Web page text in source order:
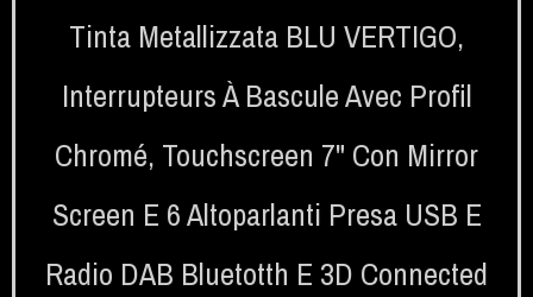
Tinta Metallizzata BLU VERTIGO,
Interrupteurs À Bascule Avec Profil
Chromé, Touchscreen 7" Con Mirror
Screen E 6 Altoparlanti Presa USB E
Radio DAB Bluetotth E 3D Connected